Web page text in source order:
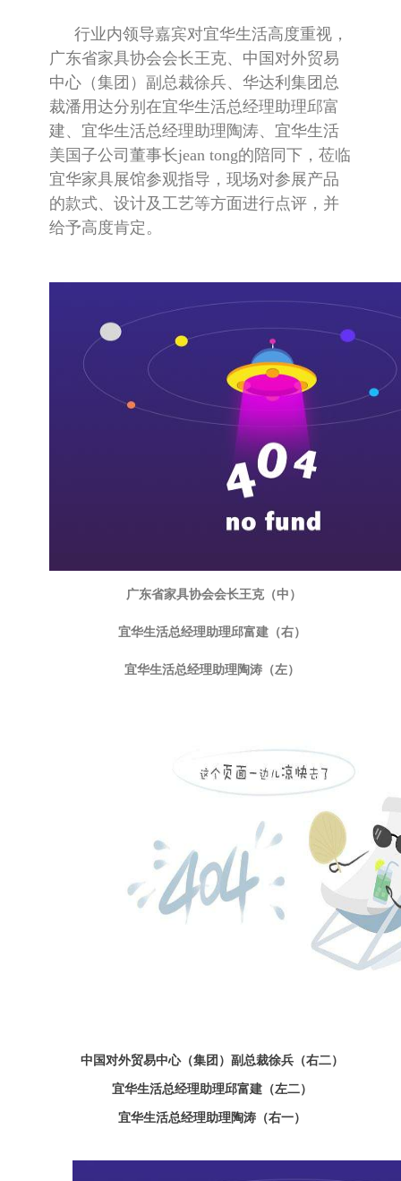
行业内领导嘉宾对宜华生活高度重视，
广东省家具协会会长王克、中国对外贸易
中心（集团）副总裁徐兵、华达利集团总
裁潘用达分别在宜华生活总经理助理邱富
建、宜华生活总经理助理陶涛、宜华生活
美国子公司董事长jean tong的陪同下，莅临
宜华家具展馆参观指导，现场对参展产品
的款式、设计及工艺等方面进行点评，并
给予高度肯定。
广东省家具协会会长王克（中）
宜华生活总经理助理邱富建（右）
宜华生活总经理助理陶涛（左）
中国对外贸易中心（集团）副总裁徐兵（右二）
宜华生活总经理助理邱富建（左二）
宜华生活总经理助理陶涛（右一）